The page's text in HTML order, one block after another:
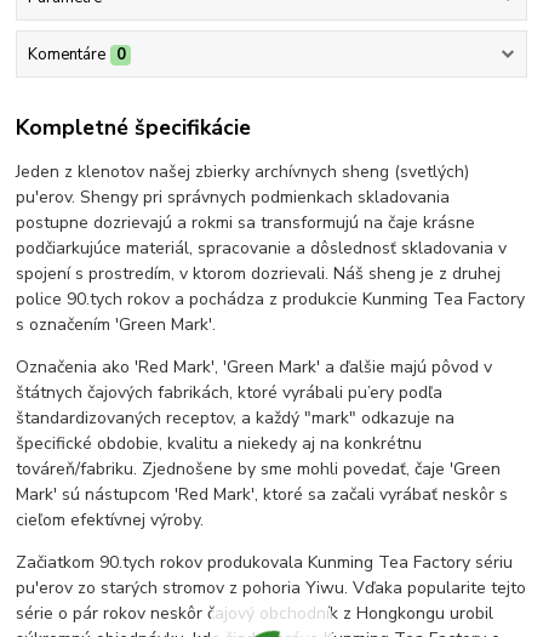
Komentáre 0
Kompletné špecifikácie
Jeden z klenotov našej zbierky archívnych sheng (svetlých)
pu'erov. Shengy pri správnych podmienkach skladovania
postupne dozrievajú a rokmi sa transformujú na čaje krásne
podčiarkujúce materiál, spracovanie a dôslednosť skladovania v
spojení s prostredím, v ktorom dozrievali. Náš sheng je z druhej
police 90.tych rokov a pochádza z produkcie Kunming Tea Factory
s označením 'Green Mark'.
Označenia ako 'Red Mark', 'Green Mark' a ďalšie majú pôvod v
štátnych čajových fabrikách, ktoré vyrábali pu’ery podľa
štandardizovaných receptov, a každý "mark" odkazuje na
špecifické obdobie, kvalitu a niekedy aj na konkrétnu
továreň/fabriku. Zjednošene by sme mohli povedať, čaje 'Green
Mark' sú nástupcom 'Red Mark', ktoré sa začali vyrábať neskôr s
cieľom efektívnej výroby.
Začiatkom 90.tych rokov produkovala Kunming Tea Factory sériu
pu'erov zo starých stromov z pohoria Yiwu. Vďaka popularite tejto
série o pár rokov neskôr čajový obchodník z Hongkongu urobil